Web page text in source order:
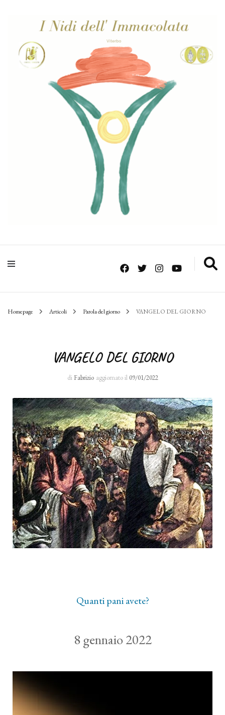
Homepage Articoli Parola del giorno VANGELO DEL GIORNO
VANGELO DEL GIORNO
di Fabrizio aggiornato il 09/01/2022
Quanti pani avete?
8 gennaio 2022